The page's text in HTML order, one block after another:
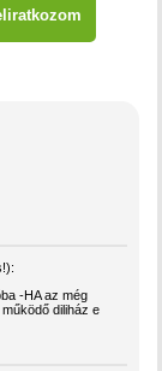
-HA az még
diliház e